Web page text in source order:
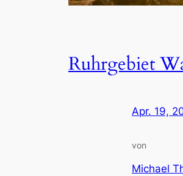
Ruhrgebiet
Apr. 19,
von
Michael